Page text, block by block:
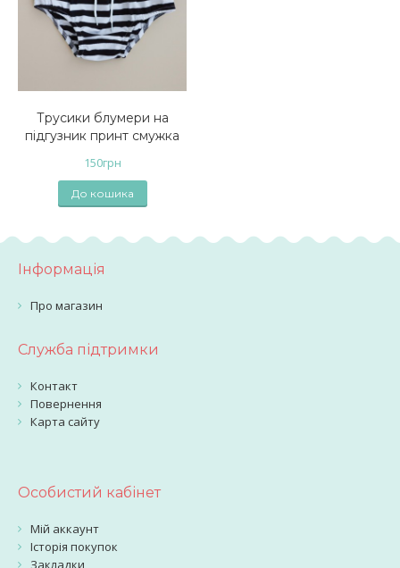
Трусики блумери на
підгузник принт смужка
150грн
До кошика
Інформація
Про магазин
Служба підтримки
Контакт
Повернення
Карта сайту
Особистий кабінет
Мій аккаунт
Історія покупок
Закладки